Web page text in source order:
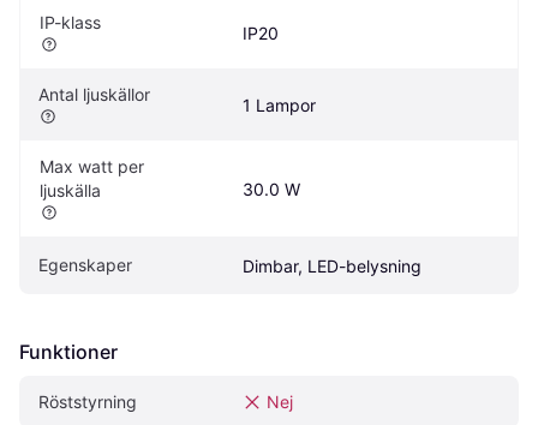
IP-klass
IP20
Antal ljuskällor
1 Lampor
Max watt per
ljuskälla
30.0 W
Egenskaper Dimbar, LED-belysning
Funktioner
Röststyrning Nej